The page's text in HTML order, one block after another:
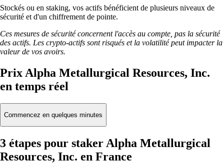
Stockés ou en staking, vos actifs bénéficient de plusieurs niveaux de
sécurité et d'un chiffrement de pointe.
Ces mesures de sécurité concernent l'accès au compte, pas la sécurité
des actifs. Les crypto-actifs sont risqués et la volatilité peut impacter la
valeur de vos avoirs.
Prix Alpha Metallurgical Resources, Inc.
en temps réel
Commencez en quelques minutes
3 étapes pour staker Alpha Metallurgical
Resources, Inc. en France